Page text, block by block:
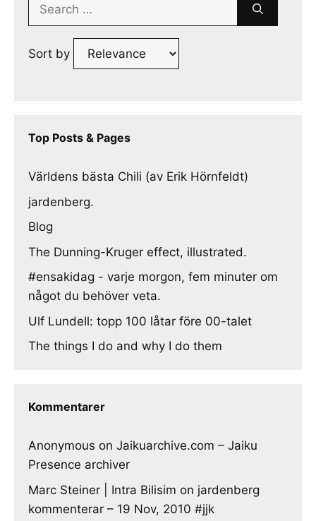
Sort by
Top Posts & Pages
Världens bästa Chili (av Erik Hörnfeldt)
jardenberg.
Blog
The Dunning-Kruger effect, illustrated.
#ensakidag - varje morgon, fem minuter om
något du behöver veta.
Ulf Lundell: topp 100 låtar före 00-talet
The things I do and why I do them
Kommentarer
Anonymous on Jaikuarchive.com – Jaiku
Presence archiver
Marc Steiner | Intra Bilisim on jardenberg
kommenterar – 19 Nov, 2010 #jjk